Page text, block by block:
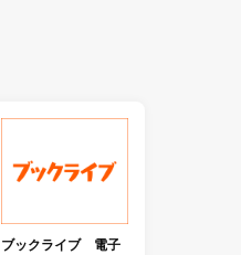
ブックライブ 電子